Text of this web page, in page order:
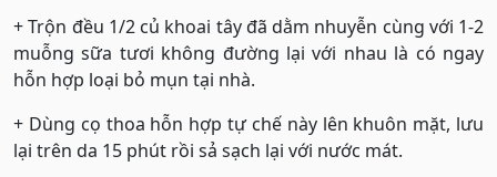
+ Trộn đều 1/2 củ khoai tây đã dằm nhuyễn cùng với 1-2
muỗng sữa tươi không đường lại với nhau là có ngay
hỗn hợp loại bỏ mụn tại nhà.
+ Dùng cọ thoa hỗn hợp tự chế này lên khuôn mặt, lưu
lại trên da 15 phút rồi sả sạch lại với nước mát.